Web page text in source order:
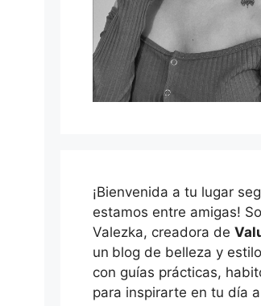
¡Bienvenida a tu lugar
estamos entre amigas!
Valezka, creadora de
un blog de belleza y
con guías prácticas,
para inspirarte en tu día